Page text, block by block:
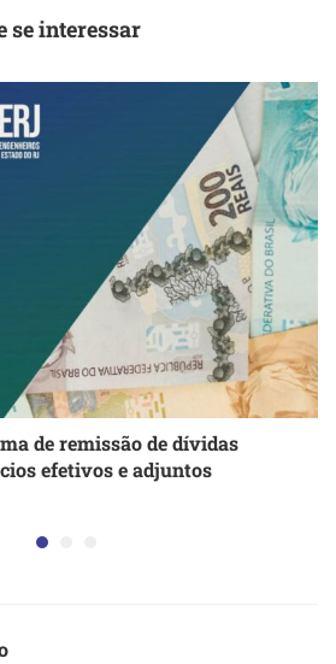
se interessar
de remissão de dívidas
efetivos e adjuntos